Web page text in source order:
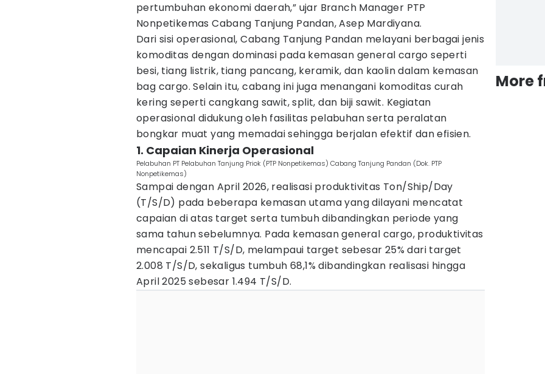
pertumbuhan ekonomi daerah,” ujar Branch Manager PTP
Nonpetikemas Cabang Tanjung Pandan, Asep Mardiyana.
Dari sisi operasional, Cabang Tanjung Pandan melayani berbagai jenis
komoditas dengan dominasi pada kemasan general cargo seperti
besi, tiang listrik, tiang pancang, keramik, dan kaolin dalam kemasan
bag cargo. Selain itu, cabang ini juga menangani komoditas curah
kering seperti cangkang sawit, split, dan biji sawit. Kegiatan
operasional didukung oleh fasilitas pelabuhan serta peralatan
bongkar muat yang memadai sehingga berjalan efektif dan efisien.
1. Capaian Kinerja Operasional
Pelabuhan PT Pelabuhan Tanjung Priok (PTP Nonpetikemas) Cabang Tanjung Pandan (Dok. PTP
Nonpetikemas)
Sampai dengan April 2026, realisasi produktivitas Ton/Ship/Day
(T/S/D) pada beberapa kemasan utama yang dilayani mencatat
capaian di atas target serta tumbuh dibandingkan periode yang
sama tahun sebelumnya. Pada kemasan general cargo, produktivitas
mencapai 2.511 T/S/D, melampaui target sebesar 25% dari target
2.008 T/S/D, sekaligus tumbuh 68,1% dibandingkan realisasi hingga
April 2025 sebesar 1.494 T/S/D.
More